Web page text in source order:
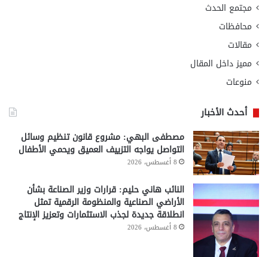
مجتمع الحدث
محافظات
مقالات
مميز داخل المقال
منوعات
أحدث الأخبار
مصطفى البهي: مشروع قانون تنظيم وسائل
التواصل يواجه التزييف العميق ويحمي الأطفال
8 أغسطس، 2026
النائب هاني حليم: قرارات وزير الصناعة بشأن
الأراضي الصناعية والمنظومة الرقمية تمثل
انطلاقة جديدة لجذب الاستثمارات وتعزيز الإنتاج
8 أغسطس، 2026